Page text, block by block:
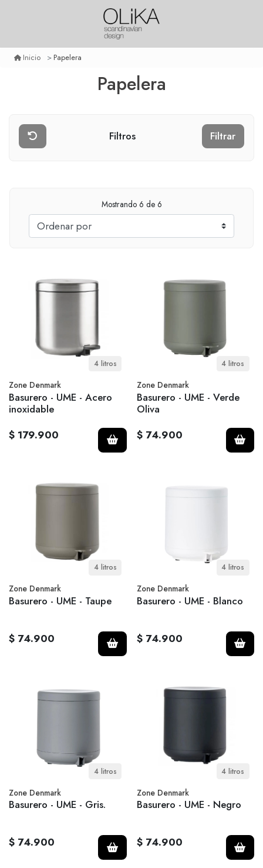
Inicio Papelera
Papelera
Filtros Filtrar
Mostrando 6 de 6
4 litros
Zone Denmark
Basurero - UME - Acero
inoxidable
$ 179.900
4 litros
Zone Denmark
Basurero - UME - Verde
Oliva
$ 74.900
4 litros
Zone Denmark
Basurero - UME - Taupe
$ 74.900
4 litros
Zone Denmark
Basurero - UME - Blanco
$ 74.900
4 litros
Zone Denmark
Basurero - UME - Gris.
$ 74.900
4 litros
Zone Denmark
Basurero - UME - Negro
$ 74.900